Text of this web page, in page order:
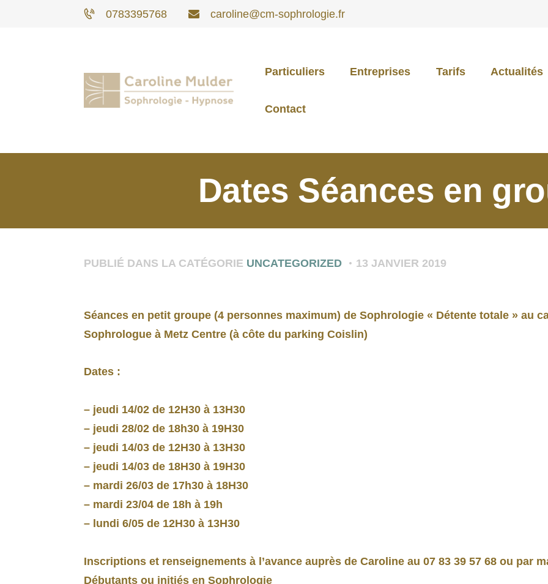
0783395768 caroline@cm-sophrologie.fr
Particuliers Entreprises Tarifs Actualités
Contact
Dates Séances en
PARTICULIERS
ENTREPRISES
TARIFS
ACTUALITÉS
CONTACT
PUBLIÉ DANS LA CATÉGORIE UNCATEGORIZED 13 JANVIER 2019
Séances en petit groupe (4 personnes maximum) de Sophrologie « Détente totale » au
Sophrologue à Metz Centre (à côte du parking Coislin)
Dates :
– jeudi 14/02 de 12H30 à 13H30
– jeudi 28/02 de 18h30 à 19H30
– jeudi 14/03 de 12H30 à 13H30
– jeudi 14/03 de 18H30 à 19H30
– mardi 26/03 de 17h30 à 18H30
– mardi 23/04 de 18h à 19h
– lundi 6/05 de 12H30 à 13H30
Inscriptions et renseignements à l’avance auprès de Caroline au 07 83 39 57 68 ou par
Débutants ou initiés en Sophrologie